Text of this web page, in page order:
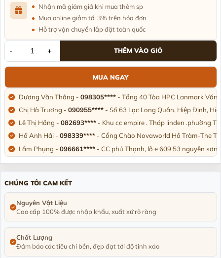
Nhận mã giảm giá khi mua thêm sp
Mua online giảm tới 3% trên hóa đơn
Hỗ trợ vận chuyển lắp đặt toàn quốc
- + THÊM VÀO GIỎ
MUA NGAY
Dương Văn Thắng -098305**** - Tầng 40 Tòa HPC Lanmark Văn
Chị Hà Trương -090955**** - Số 63 Lạc Long Quân, Hiệp Định,
Lê Thị Hồng -082693**** - Khu cc empire . Tháp linden .phường
Hồ Anh Hải -098339**** - Cổng Chào Novaworld Hồ Tràm-The
Lâm Phụng -096661**** - CC phú Thạnh, lô e 609 53 nguyễn
Nguyên Văn Hưng -090455****- Số 17-lkv10 Khu đô thị HUD,
Trần Trung Thành -
Anh Hoài nam -
Phạm Thị Hồng Nga -092334****- Đường n1, Thung Lũng Xanh,
CHÚNG TÔI CAM KẾT
Nguyên Vật Liệu
Cao cấp 100% được nhập khẩu, xuất xứ rõ ràng
Chất Lượng
Đảm bảo các tiêu chí bền, đẹp đạt tới độ tinh xảo